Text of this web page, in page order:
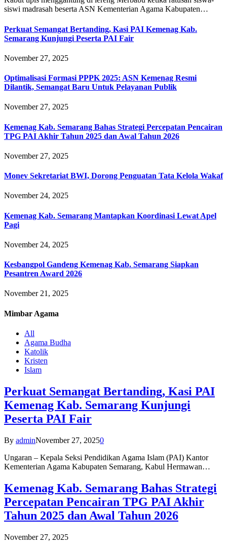
siswi madrasah beserta ASN Kementerian Agama Kabupaten…
Perkuat Semangat Bertanding, Kasi PAI Kemenag Kab.
Semarang Kunjungi Peserta PAI Fair
November 27, 2025
Optimalisasi Formasi PPPK 2025: ASN Kemenag Resmi
Dilantik, Semangat Baru Untuk Pelayanan Publik
November 27, 2025
Kemenag Kab. Semarang Bahas Strategi Percepatan Pencairan
TPG PAI Akhir Tahun 2025 dan Awal Tahun 2026
November 27, 2025
Monev Sekretariat BWI, Dorong Penguatan Tata Kelola Wakaf
November 24, 2025
Kemenag Kab. Semarang Mantapkan Koordinasi Lewat Apel
Pagi
November 24, 2025
Kesbangpol Gandeng Kemenag Kab. Semarang Siapkan
Pesantren Award 2026
November 21, 2025
Mimbar Agama
All
Agama Budha
Katolik
Kristen
Islam
Perkuat Semangat Bertanding, Kasi PAI
Kemenag Kab. Semarang Kunjungi
Peserta PAI Fair
By adminNovember 27, 20250
Ungaran – Kepala Seksi Pendidikan Agama Islam (PAI) Kantor
Kementerian Agama Kabupaten Semarang, Kabul Hermawan…
Kemenag Kab. Semarang Bahas Strategi
Percepatan Pencairan TPG PAI Akhir
Tahun 2025 dan Awal Tahun 2026
November 27, 2025